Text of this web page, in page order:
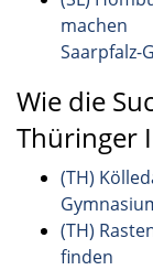
machen
Saarpfalz-
Wie die
Thüringer
(TH)
(TH)
finden